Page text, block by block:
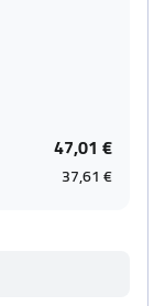
47,01 €
37,61 €